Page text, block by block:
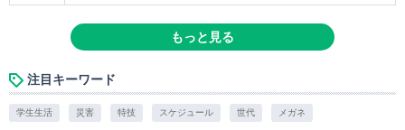
もっと見る
注目キーワード
学生生活 災害 特技 スケジュール 世代 メガネ